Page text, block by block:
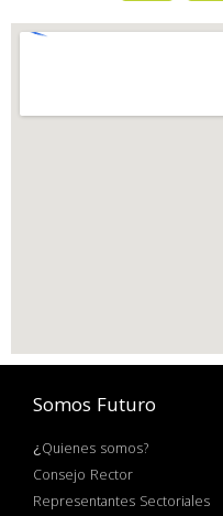
Somos Futuro
¿Quienes somos?
Consejo Rector
Representantes Sectoriales